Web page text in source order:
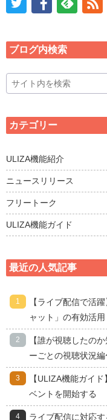
ブログ内検索
カテゴリー
ULIZA機能紹介
ニュースリリース
フリートーク
ULIZA機能ガイド
最近の人気記事
【ライブ配信で活
ャット」の有効活用
【誰が視聴したの
ーごとの視聴状況編
【ULIZA機能ガイ
ベントを開始する
ライブ配信に対応